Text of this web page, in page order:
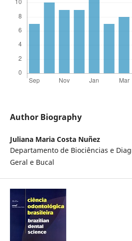
Author Biography
Juliana Maria Costa Nuñez
Departamento de Biociências e
Geral e Bucal